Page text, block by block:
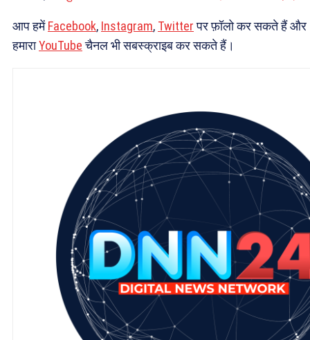
आप हमेंFacebook, Instagram, Twitterपर फ़ॉलो कर सकते हैं और
हमाराYouTubeचैनल भी सबस्क्राइब कर सकते हैं।